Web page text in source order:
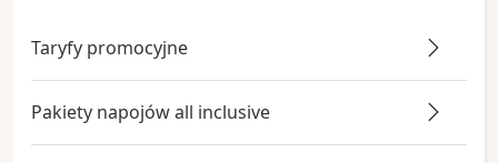
Taryfy promocyjne
Pakiety napojów all inclusive